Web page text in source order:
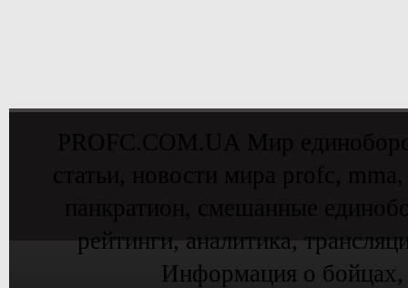
рейтинги, аналитика,
Информация о